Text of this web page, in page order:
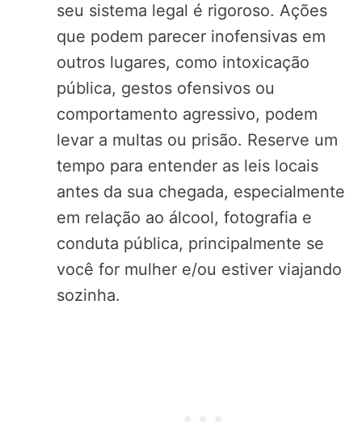
seu sistema legal é rigoroso. Ações
que podem parecer inofensivas em
outros lugares, como intoxicação
pública, gestos ofensivos ou
comportamento agressivo, podem
levar a multas ou prisão. Reserve um
tempo para entender as leis locais
antes da sua chegada, especialmente
em relação ao álcool, fotografia e
conduta pública, principalmente se
você for mulher e/ou estiver viajando
sozinha.